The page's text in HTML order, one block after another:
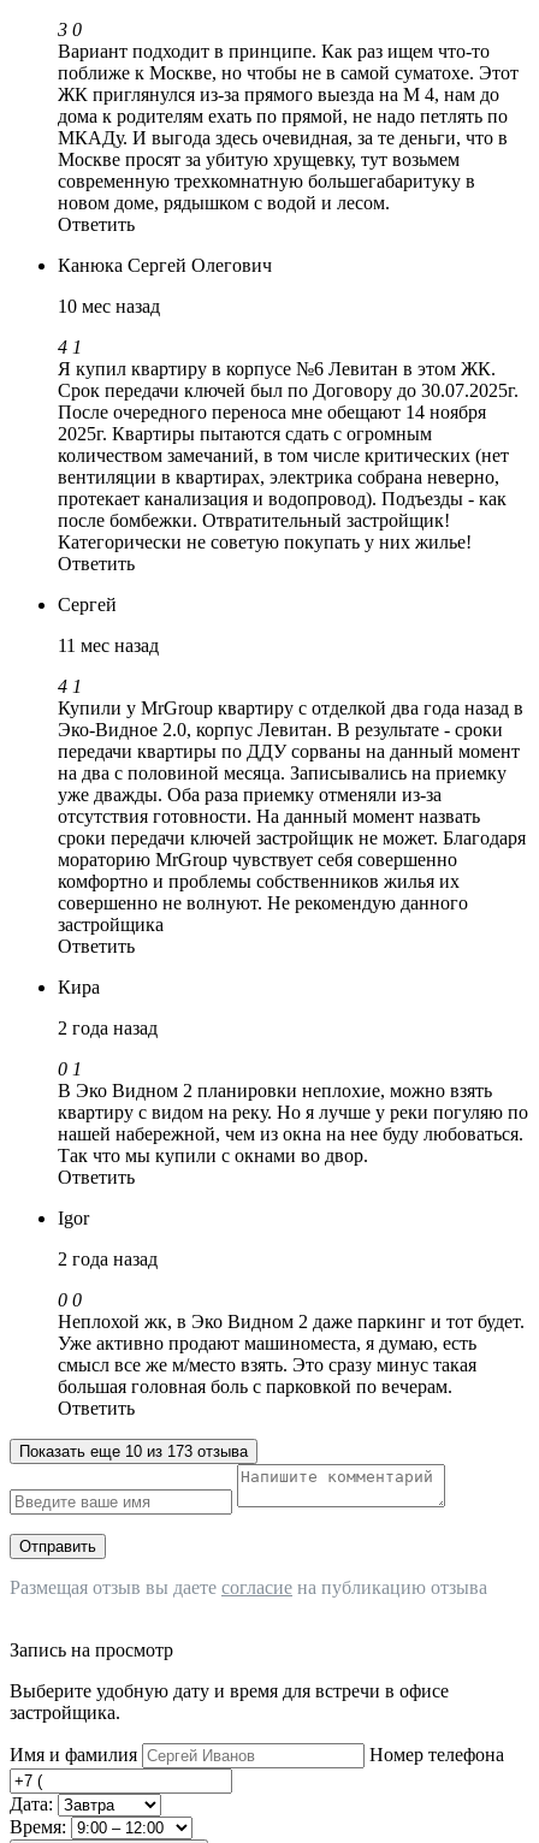
3 0
Вариант подходит в принципе. Как раз ищем что-то
поближе к Москве, но чтобы не в самой суматохе. Этот
ЖК приглянулся из-за прямого выезда на М 4, нам до
дома к родителям ехать по прямой, не надо петлять по
МКАДу. И выгода здесь очевидная, за те деньги, что в
Москве просят за убитую хрущевку, тут возьмем
современную трехкомнатную большегабаритуку в
новом доме, рядышком с водой и лесом.
Ответить
Канюка Сергей Олегович
10 мес назад
4 1
Я купил квартиру в корпусе №6 Левитан в этом ЖК.
Срок передачи ключей был по Договору до 30.07.2025г.
После очередного переноса мне обещают 14 ноября
2025г. Квартиры пытаются сдать с огромным
количеством замечаний, в том числе критических (нет
вентиляции в квартирах, электрика собрана неверно,
протекает канализация и водопровод). Подъезды - как
после бомбежки. Отвратительный застройщик!
Категорически не советую покупать у них жилье!
Ответить
Сергей
11 мес назад
4 1
Купили у MrGroup квартиру с отделкой два года назад в
Эко-Видное 2.0, корпус Левитан. В результате - сроки
передачи квартиры по ДДУ сорваны на данный момент
на два с половиной месяца. Записывались на приемку
уже дважды. Оба раза приемку отменяли из-за
отсутствия готовности. На данный момент назвать
сроки передачи ключей застройщик не может. Благодаря
мораторию MrGroup чувствует себя совершенно
комфортно и проблемы собственников жилья их
совершенно не волнуют. Не рекомендую данного
застройщика
Ответить
Кира
2 года назад
0 1
В Эко Видном 2 планировки неплохие, можно взять
квартиру с видом на реку. Но я лучше у реки погуляю по
нашей набережной, чем из окна на нее буду любоваться.
Так что мы купили с окнами во двор.
Ответить
Igor
2 года назад
0 0
Неплохой жк, в Эко Видном 2 даже паркинг и тот будет.
Уже активно продают машиноместа, я думаю, есть
смысл все же м/место взять. Это сразу минус такая
большая головная боль с парковкой по вечерам.
Ответить
Показать еще 10 из 173 отзыва
Отправить
Размещая отзыв вы даете согласие на публикацию отзыва
Запись на просмотр
Выберите удобную дату и время для встречи в офисе
застройщика.
Имя и фамилия Номер телефона
Дата:
Время: